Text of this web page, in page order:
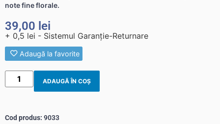
note fine florale.
39,00 lei
+ 0,5 lei - Sistemul Garanție-Returnare
Adaugă la favorite
ADAUGĂ ÎN COȘ
Cod produs: 9033